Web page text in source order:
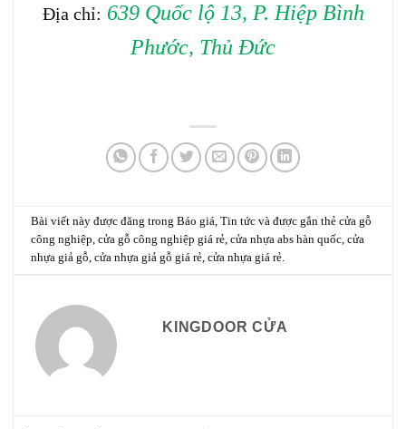
Địa chỉ: 639 Quốc lộ 13, P. Hiệp Bình
Phước, Thủ Đức
Bài viết này được đăng trongBáo giá,Tin tức và được gắn thẻcửa gỗ
công nghiệp,cửa gỗ công nghiệp giá rẻ,cửa nhựa abs hàn quốc,cửa
nhựa giả gỗ,cửa nhựa giả gỗ giá rẻ,cửa nhựa giá rẻ.
KINGDOOR CỬA